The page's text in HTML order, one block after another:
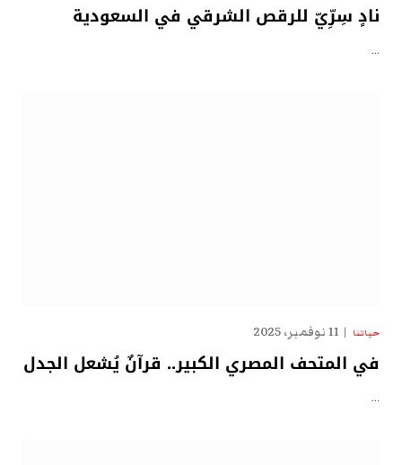
نادٍ سِرِّيّ للرقص الشرقي في السعودية
…
حياتنا 11 نوفمبر، 2025
في المتحف المصري الكبير.. قرآنٌ يُشعل الجدل
…